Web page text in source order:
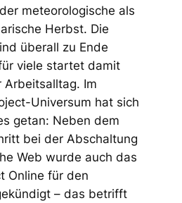
meteorologische als
Herbst. Die
überall zu Ende
viele startet damit
Arbeitsalltag. Im
Universum hat sich
getan: Neben dem
bei der Abschaltung
Web wurde auch das
Online für den
– das betrifft